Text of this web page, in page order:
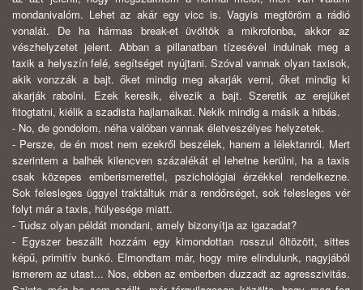
mondanivalóm. Lehet az akár egy vicc is. Vagyis megtöröm a rádió
vonalát. De ha hármas break-et üvöltök a mikrofonba, akkor az
vészhelyzetet jelent. Abban a pillanatban tízesével indulnak meg a
taxik a helyszín felé, segítséget nyújtani. Szóval vannak olyan taxisok,
akik vonzzák a bajt. őket mindig meg akarják verni, őket mindig ki
akarják rabolni. Ezek keresik, élvezik a bajt. Szeretik az erejüket
fitogtatni, kiélik a szadista hajlamaikat. Nekik mindig a másik a hibás.
- No, de gondolom, néha valóban vannak életveszélyes helyzetek.
- Persze, de én most nem ezekről beszélek, hanem a lélektanról. Mert
szerintem a balhék kilencven százalékát el lehetne kerülni, ha a taxis
csak közepes emberismerettel, pszichológiai érzékkel rendelkezne.
Sok felesleges üggyel traktáltuk már a rendőrséget, sok felesleges vér
folyt már a taxis, hülyesége miatt.
- Tudsz olyan példát mondani, amely bizonyítja az igazadat?
- Egyszer beszállt hozzám egy kimondottan rosszul öltözött, sittes
képű, primitív bunkó. Elmondtam már, hogy mire elindulunk, nagyjából
ismerem az utast... Nos, ebben az emberben duzzadt az agresszivitás.